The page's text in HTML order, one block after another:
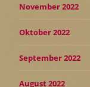
November 2022
Oktober 2022
September 2022
August 2022